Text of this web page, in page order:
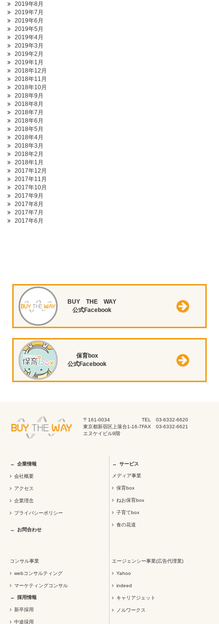
2019年8月
2019年7月
2019年6月
2019年5月
2019年4月
2019年3月
2019年2月
2019年1月
2018年12月
2018年11月
2018年10月
2018年9月
2018年8月
2018年7月
2018年6月
2018年5月
2018年4月
2018年3月
2018年2月
2018年1月
2017年12月
2017年11月
2017年10月
2017年9月
2017年8月
2017年7月
2017年6月
BUY THE WAY
公式Facebook
保育box
公式Facebook
〒161-0034
東京都新宿区上落合1-16-7
エヌケイビル9階
TEL 03-6332-6620
FAX 03-6332-6621
企業情報
会社概要
アクセス
企業理念
プライバシーポリシー
お問合わせ
サービス
メディア事業
保育box
ねお保育box
子育てbox
食の花道
コンサル事業
webコンサルティング
マーケティングコンサル
エージェンシー事業(広告代理業)
Yahoo
indeed
キャリアジェット
ノルワークス
採用情報
新卒採用
中途採用